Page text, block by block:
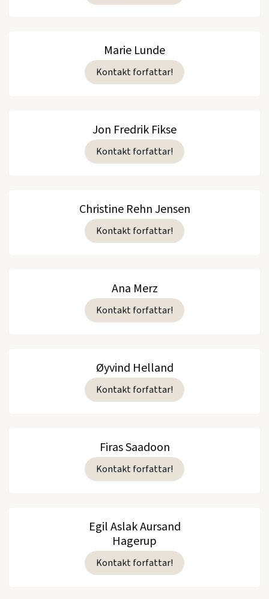
Marie Lunde
Kontakt forfattar!
Jon Fredrik Fikse
Kontakt forfattar!
Christine Rehn Jensen
Kontakt forfattar!
Ana Merz
Kontakt forfattar!
Øyvind Helland
Kontakt forfattar!
Firas Saadoon
Kontakt forfattar!
Egil Aslak Aursand
Hagerup
Kontakt forfattar!